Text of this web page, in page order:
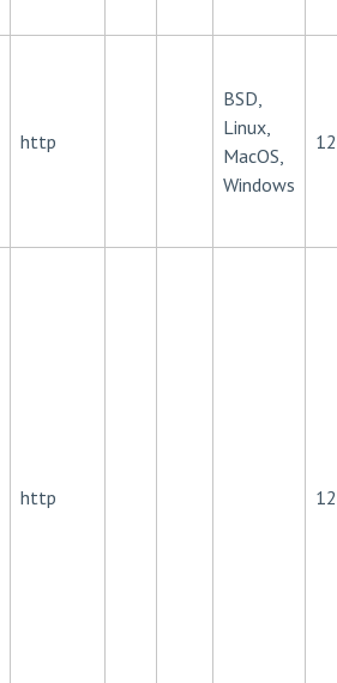
http
BSD,
Linux,
MacOS,
Windows
http